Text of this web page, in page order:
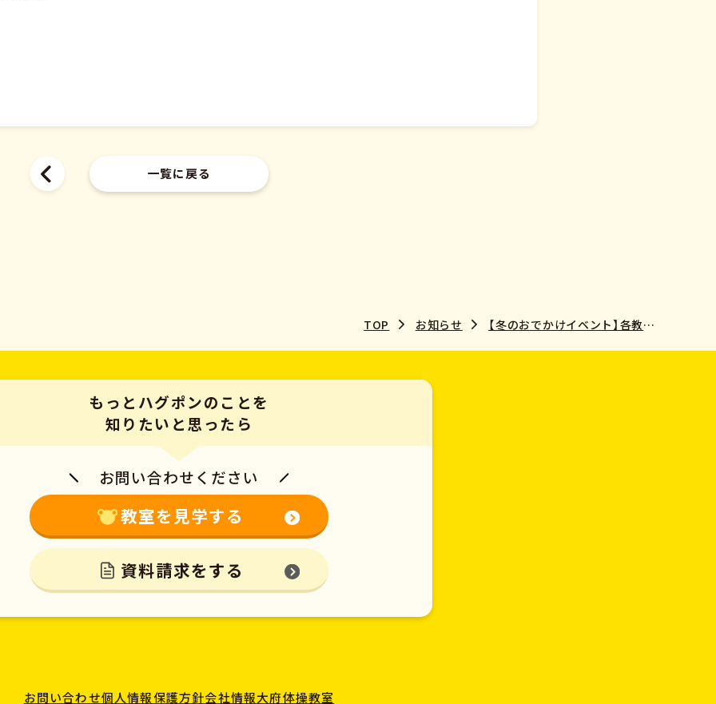
一覧に戻る
TOP お知らせ 【冬のおでかけイベント】各教室到着時刻について
もっとハグポンのことを
知りたいと思ったら
お問い合わせください
教室を見学する
資料請求をする
お問い合わせ個人情報保護方針会社情報大府体操教室